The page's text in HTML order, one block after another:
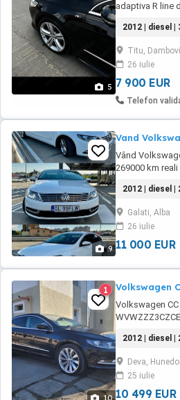
5
adaptiva R line
Rns 510
220v Trapa
adaptiv(AFS)
vara iarna
2012 | diesel |
Titu,
26 iulie
7 900 EUR
Telefon
9
Vand
Vând
269000 km
viteze:
Faruri bixenox
Stop-uri LED
Sign assist
Ambientale ...
2012 | diesel |
Galati, Alba
26 iulie
11 000 EUR
10
1 Volkswagen
Volkswagen
Germania in
fabrica,softata
Tuning in
tobe curate.
color. Pilot
2012 | diesel |
Deva,
25 iulie
10 499 EUR